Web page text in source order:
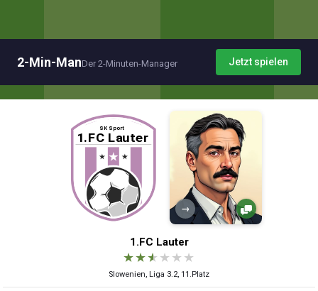
2-Min-ManDer 2-Minuten-Manager Jetzt spielen
→
1.FC Lauter
★★★ ★ ★ ★
Slowenien, Liga 3.2, 11.Platz